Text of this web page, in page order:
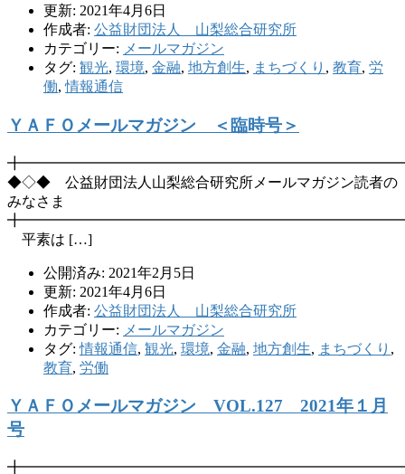
更新: 2021年4月6日
作成者: 公益財団法人 山梨総合研究所
カテゴリー: メールマガジン
タグ: 観光, 環境, 金融, 地方創生, まちづくり , 教育, 労
働,情報通信
ＹＡＦＯメールマガジン ＜臨時号＞
◆◇◆ 公益財団法人山梨総合研究所メールマガジン読者の
みなさま
平素は […]
公開済み: 2021年2月5日
更新: 2021年4月6日
作成者: 公益財団法人 山梨総合研究所
カテゴリー: メールマガジン
タグ:情報通信, 観光, 環境, 金融, 地方創生, まちづくり ,
教育, 労働
ＹＡＦＯメールマガジン VOL.127 2021年１月
号